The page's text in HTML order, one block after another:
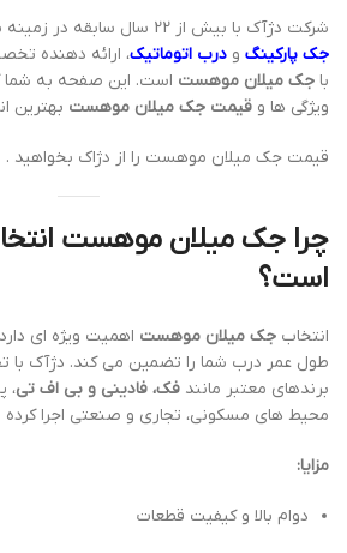
شرکت دژآک با بیش از 22 سال سابقه در زمینه نصب و تعمیرات
جک پارکینگ و درب اتوماتیک، ارائه دهنده
با جک میلان موهست است. این صفحه به شما
ویژگی ها و قیمت جک میلان موهست بهترین
قیمت جک میلان موهست را از دژاک بخواهید .
چرا جک میلان موهست
است؟
انتخاب جک میلان موهست اهمیت ویژه ای
طول عمر درب شما را تضمین می کند. دژآک با
برندهای معتبر مانند فک، فادینی و بی اف تی،
محیط های مسکونی، تجاری و صنعتی اجرا
مزایا:
دوام بالا و کیفیت قطعات